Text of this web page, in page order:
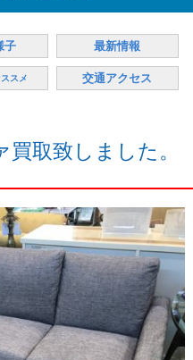
子 最新情報
スメ 交通アクセス
取致しました。